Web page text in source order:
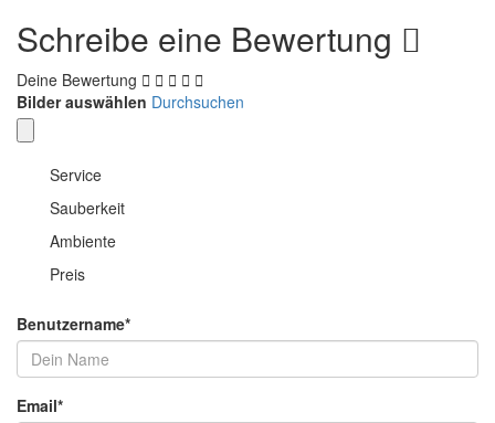
Schreibe eine Bewertung
Deine Bewertung
Bilder auswählen Durchsuchen
Service
Sauberkeit
Ambiente
Preis
Benutzername*
Email*